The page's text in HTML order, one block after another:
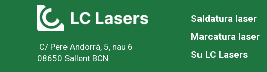
C/ Pere Andorrà, 5, nau 6
08650 Sallent BCN
Saldatura laser
Marcatura laser
Su LC Lasers